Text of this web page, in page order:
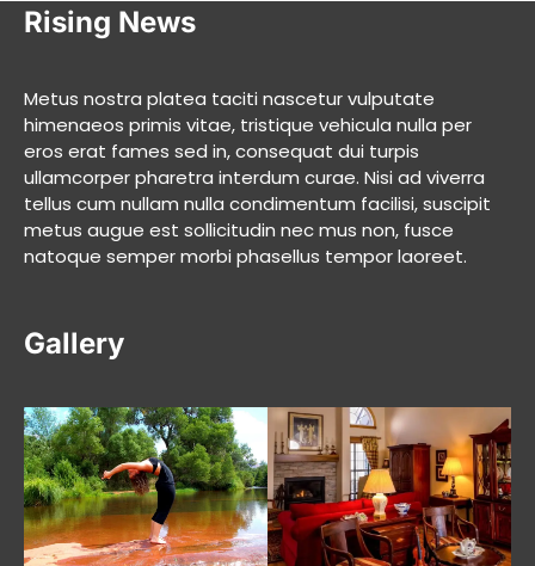
Rising News
Metus nostra platea taciti nascetur vulputate
himenaeos primis vitae, tristique vehicula nulla per
eros erat fames sed in, consequat dui turpis
ullamcorper pharetra interdum curae. Nisi ad viverra
tellus cum nullam nulla condimentum facilisi, suscipit
metus augue est sollicitudin nec mus non, fusce
natoque semper morbi phasellus tempor laoreet.
Gallery